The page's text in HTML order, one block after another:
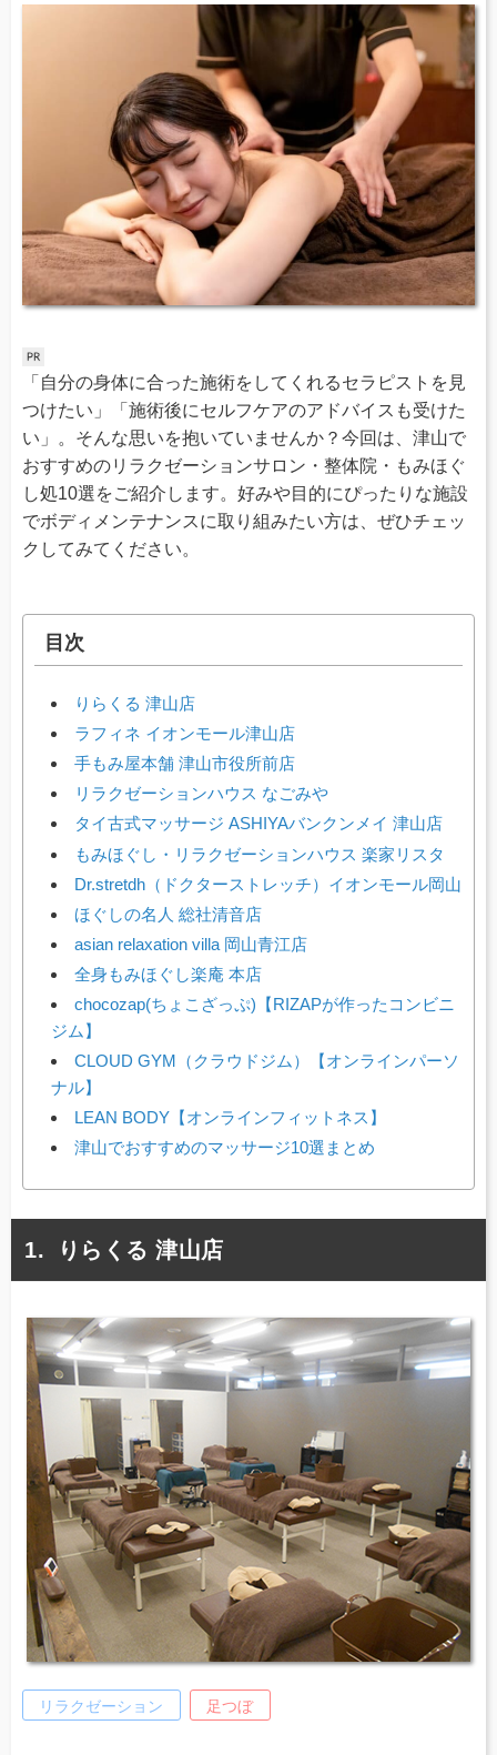
「自分の身体に合った施術をしてくれるセラピストを見
つけたい」「施術後にセルフケアのアドバイスも受けた
い」。そんな思いを抱いていませんか？今回は、津山で
おすすめのリラクゼーションサロン・整体院・もみほぐ
し処10選をご紹介します。好みや目的にぴったりな施設
でボディメンテナンスに取り組みたい方は、ぜひチェッ
クしてみてください。
目次
りらくる 津山店
ラフィネ イオンモール津山店
手もみ屋本舗 津山市役所前店
リラクゼーションハウス なごみや
タイ古式マッサージ ASHIYAバンクンメイ 津山店
もみほぐし・リラクゼーションハウス 楽家リスタ
Dr.stretdh（ドクターストレッチ）イオンモール岡山
ほぐしの名人 総社清音店
asian relaxation villa 岡山青江店
全身もみほぐし楽庵 本店
chocozap(ちょこざっぷ)【RIZAPが作ったコンビニ
ジム】
CLOUD GYM（クラウドジム）【オンラインパーソ
ナル】
LEAN BODY【オンラインフィットネス】
津山でおすすめのマッサージ10選まとめ
りらくる 津山店
リラクゼーション 足つぼ